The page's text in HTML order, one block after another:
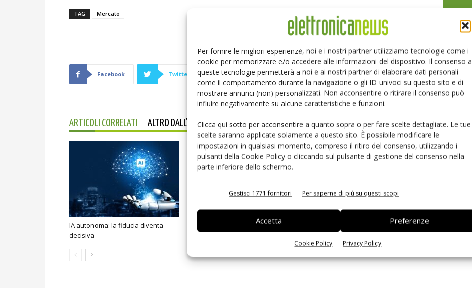
Per fornire le migliori esperienze, noi e i nostri partner utilizziamo tecnologie come i
cookie per memorizzare e/o accedere alle informazioni del dispositivo. Il consenso a
queste tecnologie permetterà a noi e ai nostri partner di elaborare dati personali
come il comportamento durante la navigazione o gli ID univoci su questo sito e di
mostrare annunci (non) personalizzati. Non acconsentire o ritirare il consenso può
influire negativamente su alcune caratteristiche e funzioni.
Clicca qui sotto per acconsentire a quanto sopra o per fare scelte dettagliate. Le tue
scelte saranno applicate solamente a questo sito. È possibile modificare le
impostazioni in qualsiasi momento, compreso il ritiro del consenso, utilizzando i
pulsanti della Cookie Policy o cliccando sul pulsante di gestione del consenso nella
parte inferiore dello schermo.
Gestisci 1771 fornitori Per saperne di più su questi scopi
Accetta Preferenze
Cookie Policy Privacy Policy
TAG Mercato
Facebook Twitter Linkedin Pinterest
ARTICOLI CORRELATI ALTRO DALL'AUTORE
IA autonoma: la fiducia diventa
decisiva
Smart home: la sfida passa da
sicurezza e interoperabilità
Siemens e NVIDIA insieme sull’IA
agentica per l’EDA